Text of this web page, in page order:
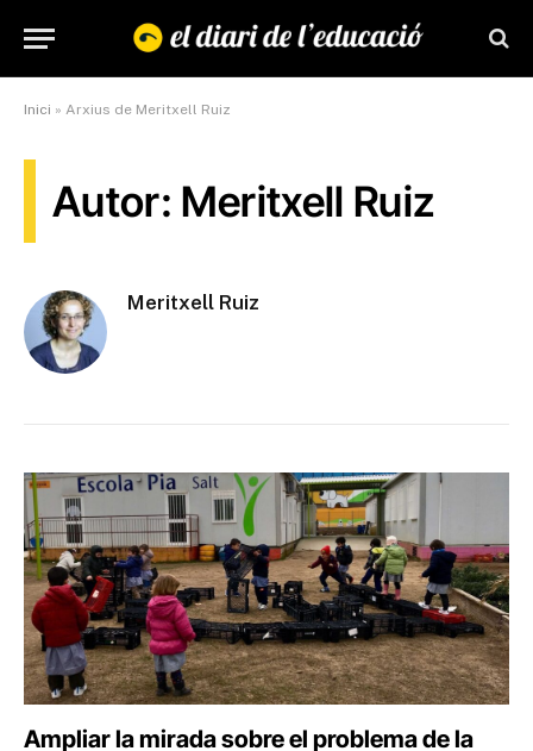
Inici » Arxius de Meritxell Ruiz
Autor: Meritxell Ruiz
Meritxell Ruiz
Ampliar la mirada sobre el problema de la